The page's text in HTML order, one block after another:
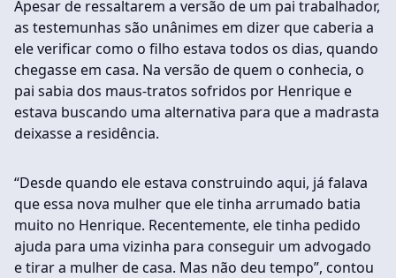
Apesar de ressaltarem a versão de um pai trabalhador,
as testemunhas são unânimes em dizer que caberia a
ele verificar como o filho estava todos os dias, quando
chegasse em casa. Na versão de quem o conhecia, o
pai sabia dos maus-tratos sofridos por Henrique e
estava buscando uma alternativa para que a madrasta
deixasse a residência.
“Desde quando ele estava construindo aqui, já falava
que essa nova mulher que ele tinha arrumado batia
muito no Henrique. Recentemente, ele tinha pedido
ajuda para uma vizinha para conseguir um advogado
e tirar a mulher de casa. Mas não deu tempo”, contou